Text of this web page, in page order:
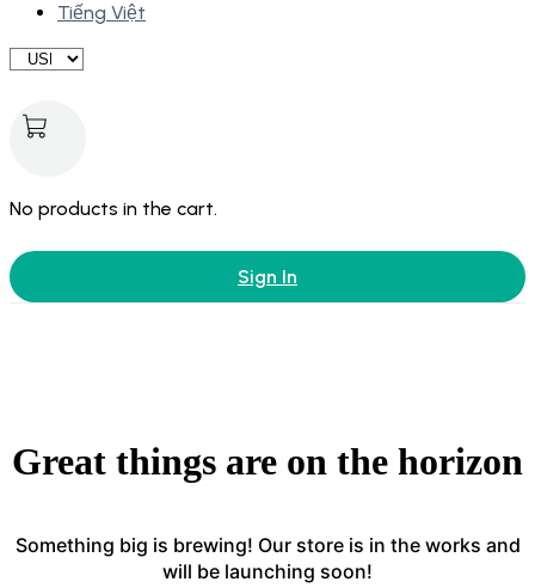
Tiếng Việt
No products in the cart.
Sign In
Great things are on the horizon
Something big is brewing! Our store is in the works and
will be launching soon!